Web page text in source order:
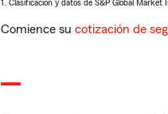
1. Clasificación y datos de S&P Global
Comience su cotización de